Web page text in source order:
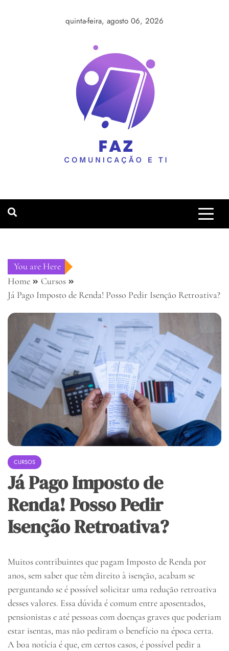
quinta-feira, agosto 06, 2026
comunicação.
You are Here
Home
Cursos
Já Pago Imposto de Renda! Posso Pedir Isenção Retroativa?
CURSOS
Já Pago Imposto de
Renda! Posso Pedir
Isenção Retroativa?
Muitos contribuintes que pagam Imposto de Renda por
anos, sem saber que têm direito à isenção, acabam se
perguntando se é possível solicitar uma redução retroativa
desses valores. Essa dúvida é comum entre aposentados,
pensionistas e até pessoas com doenças graves que poderiam
estar isentas, mas não pediram o benefício na época certa.
A boa notícia é que, em certos casos, é possível pedir a